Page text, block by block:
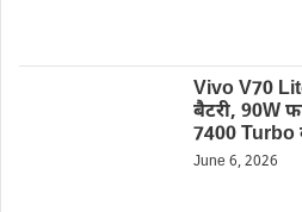
Vivo V70
बैटरी, 90W
7400 Turbo
June 6, 2026